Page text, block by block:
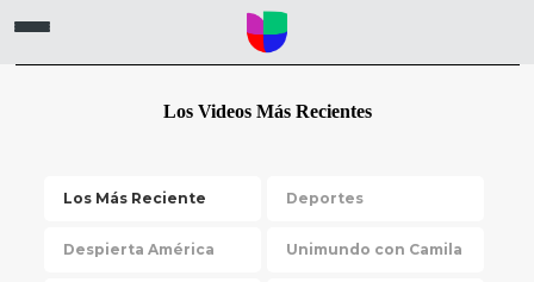
Los Videos Más Recientes
Los Más Reciente Deportes
Despierta América Unimundo con Camila